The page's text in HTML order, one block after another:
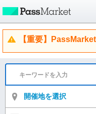
【重要】
開催地を選択